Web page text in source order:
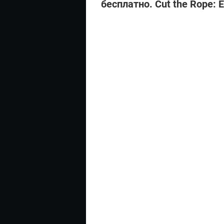
бесплатно. Cut the Rope: